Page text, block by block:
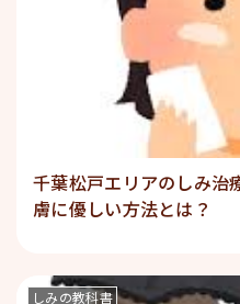
千葉松戸エリアのしみ治
膚に優しい方法とは？
しみの教科書